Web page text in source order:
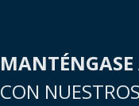
CON